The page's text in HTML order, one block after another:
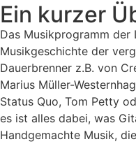
Ein kurzer
Das Musikprogramm
Musikgeschichte der
Dauerbrenner z.B. von
Marius Müller-
Status Quo, Tom Petty
es ist alles dabei, was
Handgemachte Musik,